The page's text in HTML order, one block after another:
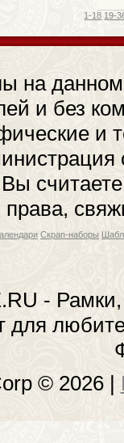
1-18 19-
на
и без
и
Скрап-наборы
-
для
© 2026 |